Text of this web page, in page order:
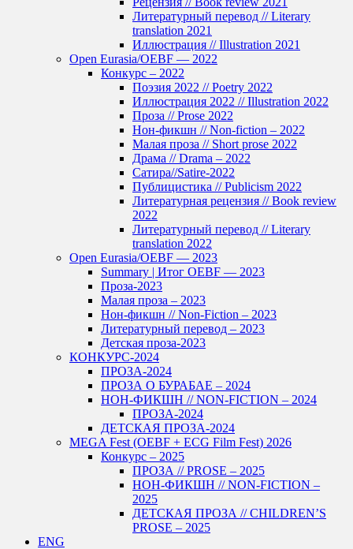
Литературный перевод // Literary
translation 2021
Иллюстрация // Illustration 2021
Open Eurasia/OEBF — 2022
Конкурс – 2022
Поэзия 2022 // Poetry 2022
Иллюстрация 2022 // Illustration 2022
Проза // Prose 2022
Нон-фикшн // Non-fiction – 2022
Малая проза // Short prose 2022
Драма // Drama – 2022
Сатира//Satire-2022
Публицистика // Publicism 2022
Литературная рецензия // Book review
2022
Литературный перевод // Literary
translation 2022
Open Eurasia/OEBF — 2023
Summary | Итог OEBF — 2023
Проза-2023
Малая проза – 2023
Нон-фикшн // Non-Fiction – 2023
Литературный перевод – 2023
Детская проза-2023
КОНКУРС-2024
ПРОЗА-2024
ПРОЗА О БУРАБАЕ – 2024
НОН-ФИКШН // NON-FICTION – 2024
ПРОЗА-2024
ДЕТСКАЯ ПРОЗА-2024
MEGA Fest (OEBF + ECG Film Fest) 2026
Конкурс – 2025
ПРОЗА // PROSE – 2025
НОН-ФИКШН // NON-FICTION –
2025
ДЕТСКАЯ ПРОЗА // CHILDREN’S
PROSE – 2025
ENG